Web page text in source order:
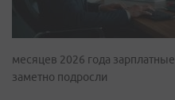
месяцев 2026 года
заметно подросли